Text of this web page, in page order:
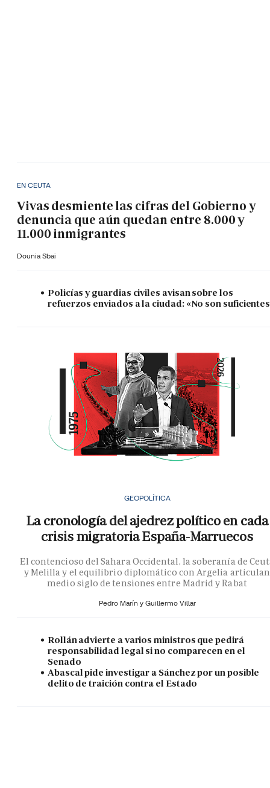
EN CEUTA
Vivas desmiente las cifras del Gobierno y
denuncia que aún quedan entre 8.000 y
11.000 inmigrantes
Dounia Sbai
Policías y guardias civiles avisan sobre los
refuerzos enviados a la ciudad: «No son
GEOPOLÍTICA
La cronología del ajedrez político en cada
crisis migratoria España-Marruecos
El contencioso del Sahara Occidental, la soberanía de
y Melilla y el equilibrio diplomático con Argelia articulan
medio siglo de tensiones entre Madrid y Rabat
Pedro Marín y Guillermo Villar
Rollán advierte a varios ministros que pedirá
responsabilidad legal si no comparecen en el
Senado
Abascal pide investigar a Sánchez por un posible
delito de traición contra el Estado